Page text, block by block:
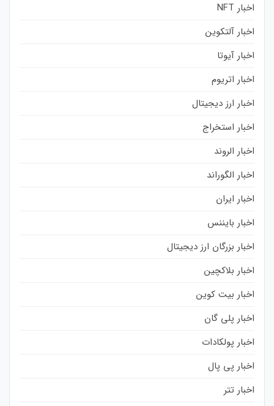
اخبار NFT
اخبار آلتکوین
اخبار آیوتا
اخبار اتریوم
اخبار ارز دیجیتال
اخبار استخراج
اخبار الروند
اخبار الگوراند
اخبار ایران
اخبار بایننس
اخبار بزرگان ارز دیجیتال
اخبار بلاکچین
اخبار بیت کوین
اخبار پلی گان
اخبار پولکادات
اخبار پی پال
اخبار تتر